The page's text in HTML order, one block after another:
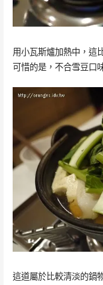
用小瓦斯爐加熱中，這
可惜的是，不合雪豆口
這道屬於比較清淡的鍋